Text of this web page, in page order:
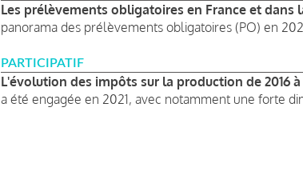
Les prélèvements obligatoires en France et dans
panorama des prélèvements obligatoires (PO) en
PARTICIPATIF
L'évolution des impôts sur la production de 2016 à
a été engagée en 2021, avec notamment une forte